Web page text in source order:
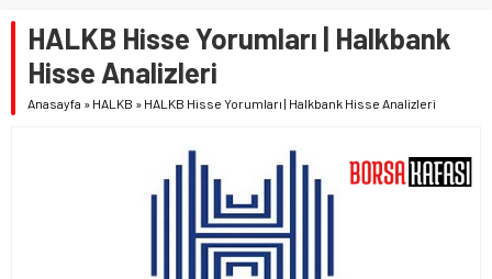
HALKB Hisse Yorumları | Halkbank
Hisse Analizleri
Anasayfa » HALKB » HALKB Hisse Yorumları | Halkbank Hisse Analizleri